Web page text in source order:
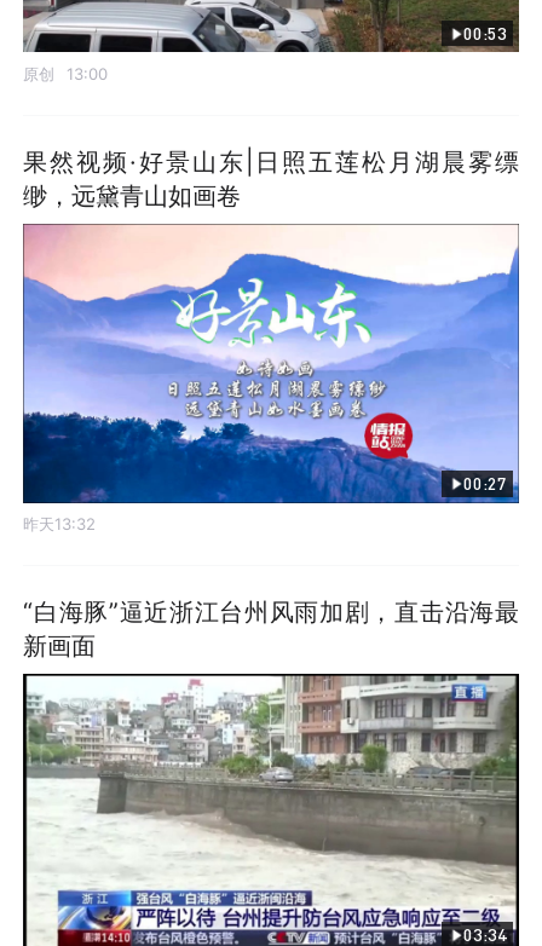
00:53
原创 13:00
果然视频·好景山东|日照五莲松月湖晨雾缥
缈，远黛青山如画卷
00:27
昨天13:32
“白海豚”逼近浙江台州风雨加剧，直击沿海最
新画面
03:34